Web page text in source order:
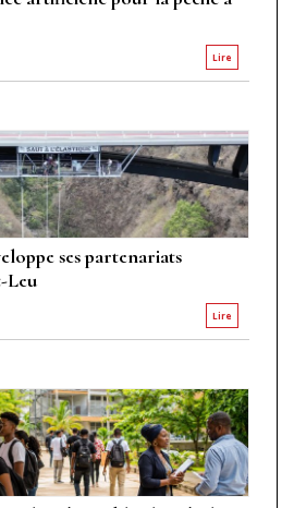
Lire
ses partenariats
Leu
Lire